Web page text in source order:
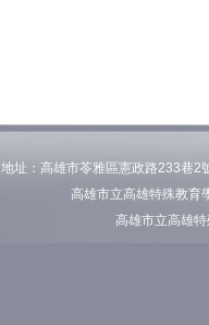
地址：高雄市苓雅區憲政路233巷
高雄市立高雄特殊教育
高雄市立高雄